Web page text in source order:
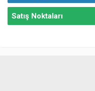
Satış Noktaları